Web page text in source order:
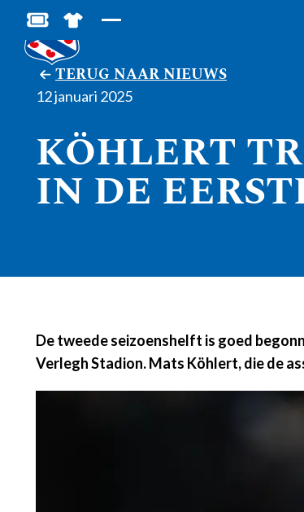
BESTEL JOUW TICKETS
SHOP IN DE FEANSTORE
TERUG NAAR NIEUWS
12 januari 2025
KÖHLERT
IN DE
De tweede seizoenshelft is goed
Verlegh Stadion. Mats Köhlert, die de